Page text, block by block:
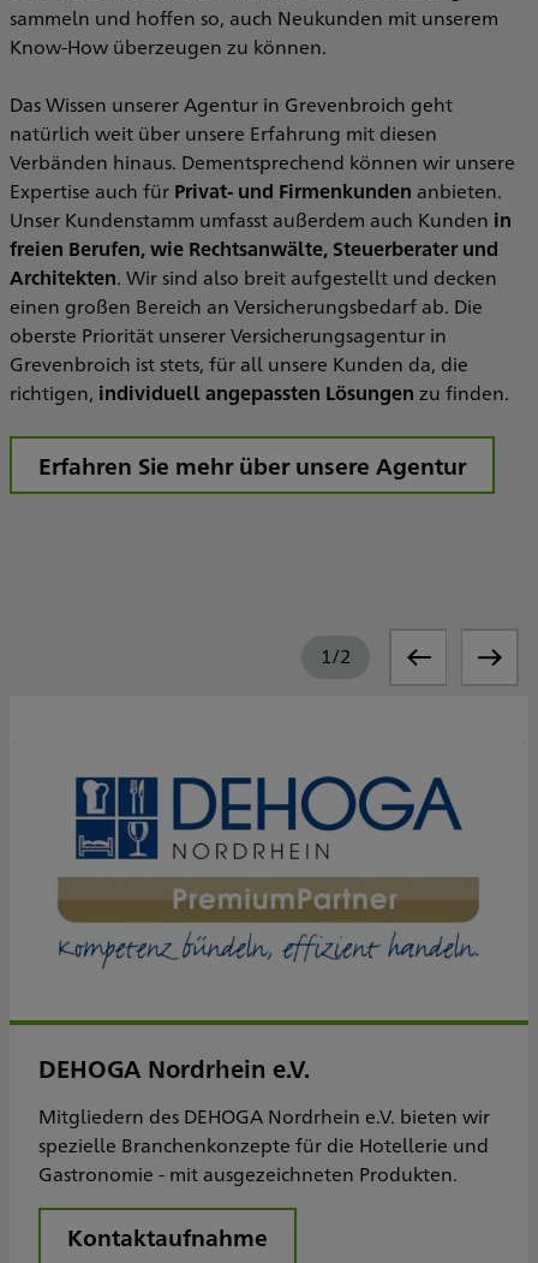
sammeln und hoffen so, auch Neukunden mit unserem
Know-How überzeugen zu können.
Das Wissen unserer Agentur in Grevenbroich geht
natürlich weit über unsere Erfahrung mit diesen
Verbänden hinaus. Dementsprechend können wir unsere
Expertise auch für Privat- und Firmenkunden anbieten.
Unser Kundenstamm umfasst außerdem auch Kunden in
freien Berufen, wie Rechtsanwälte, Steuerberater und
Architekten. Wir sind also breit aufgestellt und decken
einen großen Bereich an Versicherungsbedarf ab. Die
oberste Priorität unserer Versicherungsagentur in
Grevenbroich ist stets, für all unsere Kunden da, die
richtigen, individuell angepassten Lösungen zu finden.
Erfahren Sie mehr über unsere Agentur
1/2
DEHOGA Nordrhein e.V.
Mitgliedern des DEHOGA Nordrhein e.V. bieten wir
spezielle Branchenkonzepte für die Hotellerie und
Gastronomie - mit ausgezeichneten Produkten.
Kontaktaufnahme